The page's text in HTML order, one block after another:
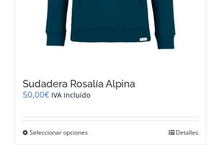
Sudadera Rosalía Alpina
50,00€ IVA incluido
Seleccionar opciones Detalles